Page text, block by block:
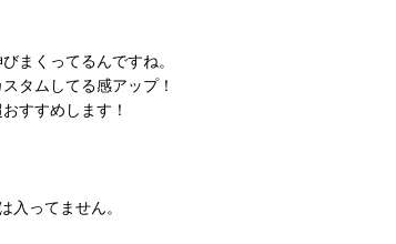
まくってるんですね。
タムしてる感アップ！
すすめします！
入ってません。